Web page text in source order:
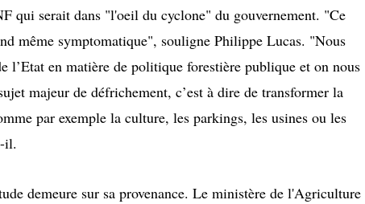
qui serait dans "l'oeil du cyclone" du gouvernement. "Ce
même symptomatique", souligne Philippe Lucas. "Nous
l’Etat en matière de politique forestière publique et on nous
majeur de défrichement, c’est à dire de transformer la
par exemple la culture, les parkings, les usines ou les
il.
demeure sur sa provenance. Le ministère de l'Agriculture